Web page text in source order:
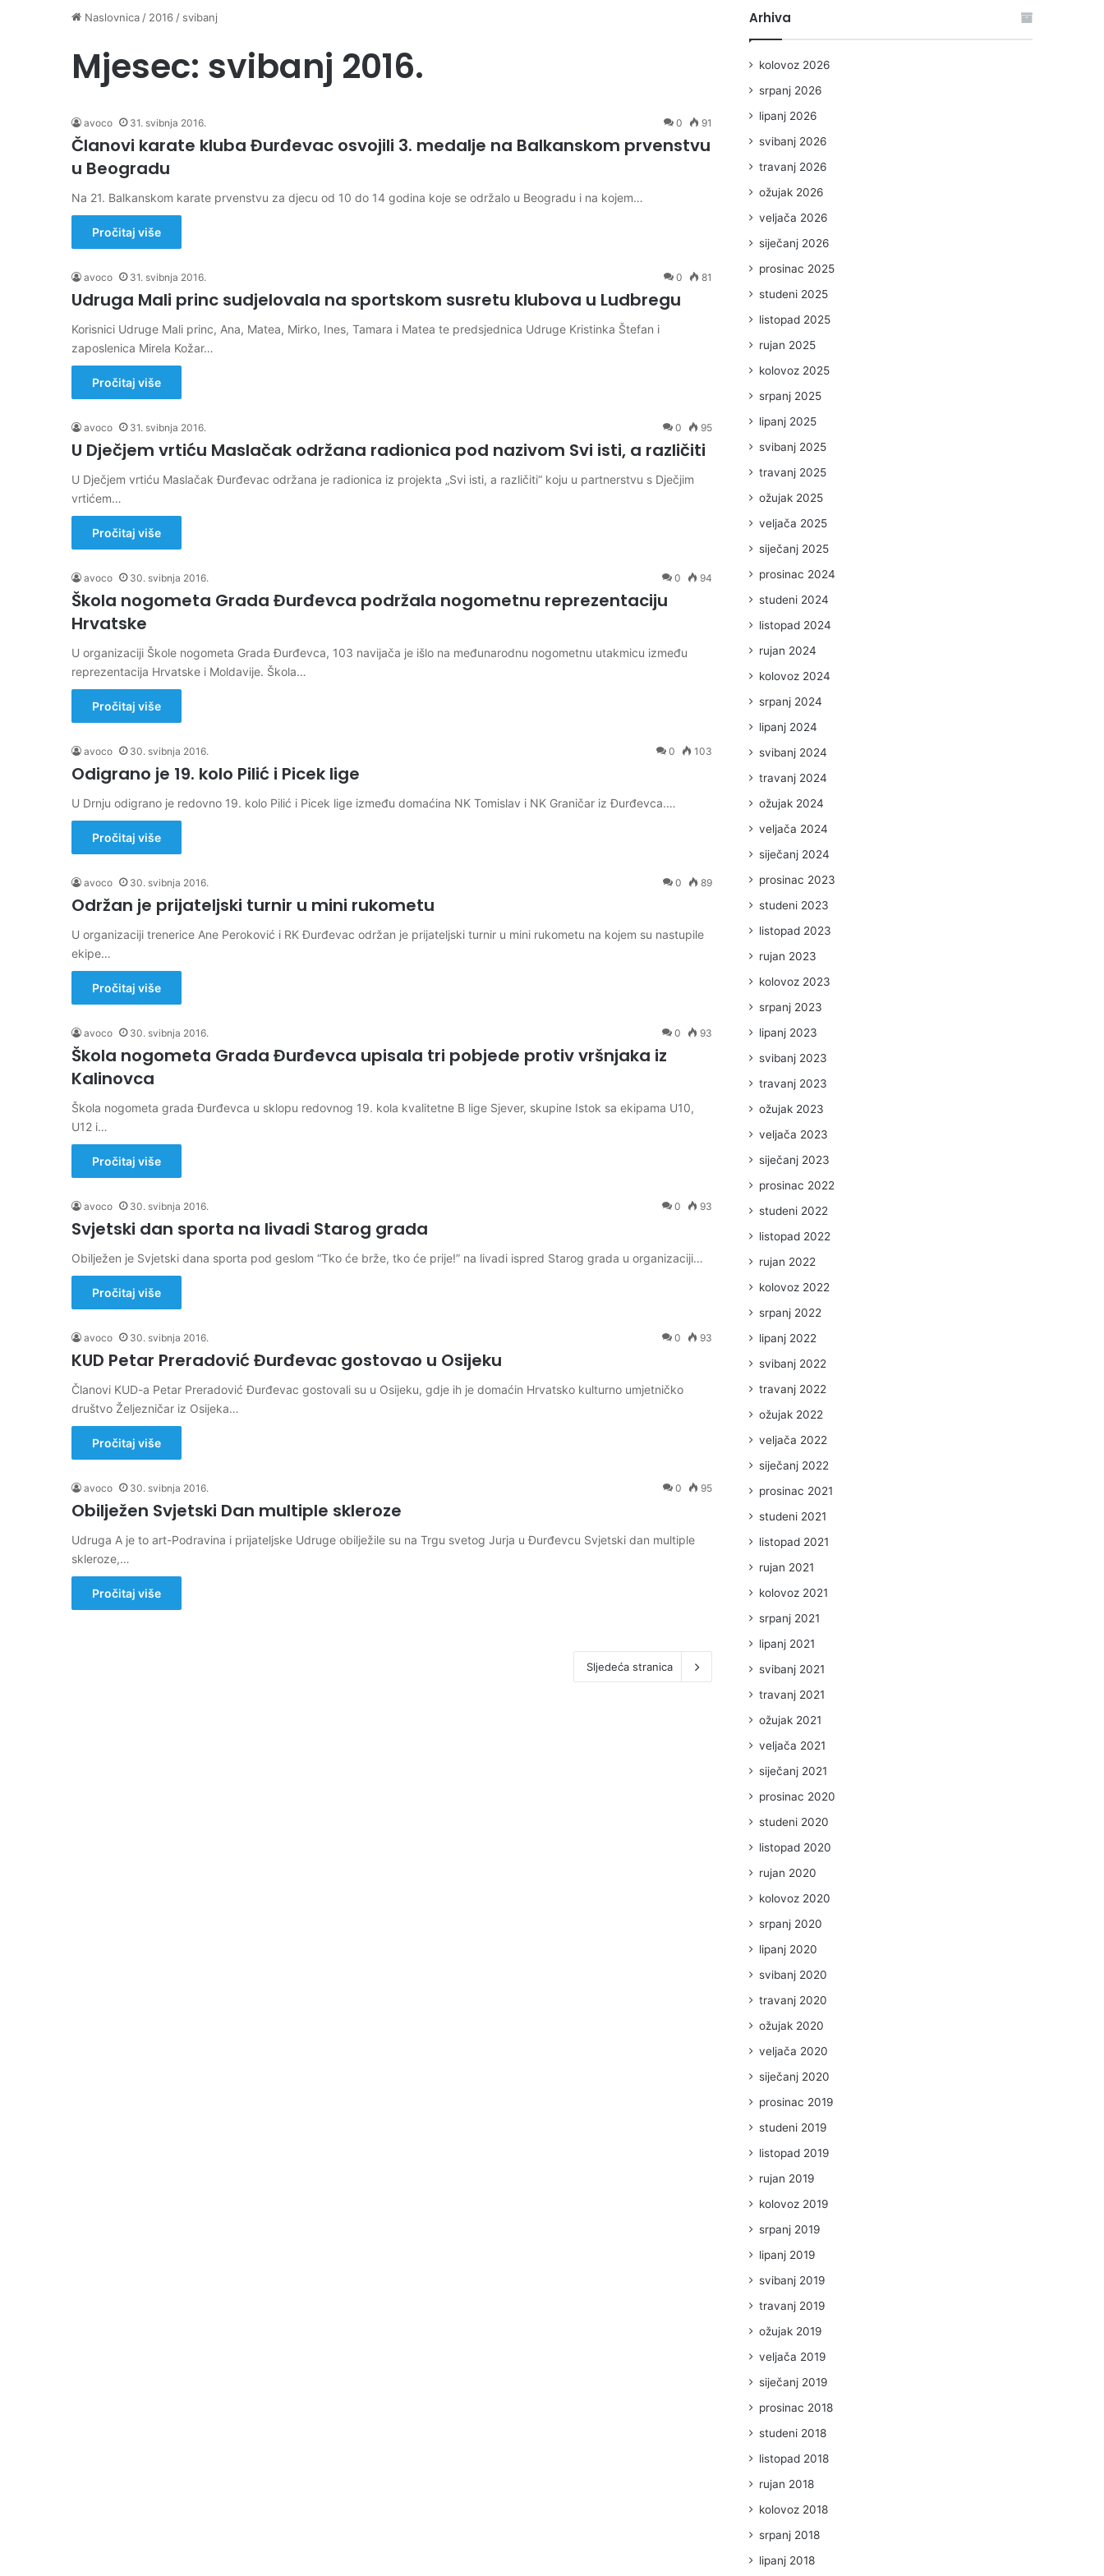
Naslovnica / 2016 / svibanj
Mjesec: svibanj 2016.
avoco 31. svibnja 2016. 0 91
Članovi karate kluba Đurđevac osvojili 3. medalje na Balkanskom prvenstvu
u Beogradu
Na 21. Balkanskom karate prvenstvu za djecu od 10 do 14 godina koje se održalo u Beogradu i na kojem…
Pročitaj više
avoco 31. svibnja 2016. 0 81
Udruga Mali princ sudjelovala na sportskom susretu klubova u Ludbregu
Korisnici Udruge Mali princ, Ana, Matea, Mirko, Ines, Tamara i Matea te predsjednica Udruge Kristinka Štefan i
zaposlenica Mirela Kožar…
Pročitaj više
avoco 31. svibnja 2016. 0 95
U Dječjem vrtiću Maslačak održana radionica pod nazivom Svi isti, a različiti
U Dječjem vrtiću Maslačak Đurđevac održana je radionica iz projekta „Svi isti, a različiti“ koju u partnerstvu s Dječjim
vrtićem…
Pročitaj više
avoco 30. svibnja 2016. 0 94
Škola nogometa Grada Đurđevca podržala nogometnu reprezentaciju
Hrvatske
U organizaciji Škole nogometa Grada Đurđevca, 103 navijača je išlo na međunarodnu nogometnu utakmicu između
reprezentacija Hrvatske i Moldavije. Škola…
Pročitaj više
avoco 30. svibnja 2016. 0 103
Odigrano je 19. kolo Pilić i Picek lige
U Drnju odigrano je redovno 19. kolo Pilić i Picek lige između domaćina NK Tomislav i NK Graničar iz Đurđevca.…
Pročitaj više
avoco 30. svibnja 2016. 0 89
Održan je prijateljski turnir u mini rukometu
U organizaciji trenerice Ane Peroković i RK Đurđevac održan je prijateljski turnir u mini rukometu na kojem su nastupile
ekipe…
Pročitaj više
avoco 30. svibnja 2016. 0 93
Škola nogometa Grada Đurđevca upisala tri pobjede protiv vršnjaka iz
Kalinovca
Škola nogometa grada Đurđevca u sklopu redovnog 19. kola kvalitetne B lige Sjever, skupine Istok sa ekipama U10,
U12 i…
Pročitaj više
avoco 30. svibnja 2016. 0 93
Svjetski dan sporta na livadi Starog grada
Obilježen je Svjetski dana sporta pod geslom “Tko će brže, tko će prije!” na livadi ispred Starog grada u organizaciji…
Pročitaj više
avoco 30. svibnja 2016. 0 93
KUD Petar Preradović Đurđevac gostovao u Osijeku
Članovi KUD-a Petar Preradović Đurđevac gostovali su u Osijeku, gdje ih je domaćin Hrvatsko kulturno umjetničko
društvo Željezničar iz Osijeka…
Pročitaj više
avoco 30. svibnja 2016. 0 95
Obilježen Svjetski Dan multiple skleroze
Udruga A je to art-Podravina i prijateljske Udruge obilježile su na Trgu svetog Jurja u Đurđevcu Svjetski dan multiple
skleroze,…
Pročitaj više
Sljedeća stranica
Arhiva
kolovoz 2026
srpanj 2026
lipanj 2026
svibanj 2026
travanj 2026
ožujak 2026
veljača 2026
siječanj 2026
prosinac 2025
studeni 2025
listopad 2025
rujan 2025
kolovoz 2025
srpanj 2025
lipanj 2025
svibanj 2025
travanj 2025
ožujak 2025
veljača 2025
siječanj 2025
prosinac 2024
studeni 2024
listopad 2024
rujan 2024
kolovoz 2024
srpanj 2024
lipanj 2024
svibanj 2024
travanj 2024
ožujak 2024
veljača 2024
siječanj 2024
prosinac 2023
studeni 2023
listopad 2023
rujan 2023
kolovoz 2023
srpanj 2023
lipanj 2023
svibanj 2023
travanj 2023
ožujak 2023
veljača 2023
siječanj 2023
prosinac 2022
studeni 2022
listopad 2022
rujan 2022
kolovoz 2022
srpanj 2022
lipanj 2022
svibanj 2022
travanj 2022
ožujak 2022
veljača 2022
siječanj 2022
prosinac 2021
studeni 2021
listopad 2021
rujan 2021
kolovoz 2021
srpanj 2021
lipanj 2021
svibanj 2021
travanj 2021
ožujak 2021
veljača 2021
siječanj 2021
prosinac 2020
studeni 2020
listopad 2020
rujan 2020
kolovoz 2020
srpanj 2020
lipanj 2020
svibanj 2020
travanj 2020
ožujak 2020
veljača 2020
siječanj 2020
prosinac 2019
studeni 2019
listopad 2019
rujan 2019
kolovoz 2019
srpanj 2019
lipanj 2019
svibanj 2019
travanj 2019
ožujak 2019
veljača 2019
siječanj 2019
prosinac 2018
studeni 2018
listopad 2018
rujan 2018
kolovoz 2018
srpanj 2018
lipanj 2018